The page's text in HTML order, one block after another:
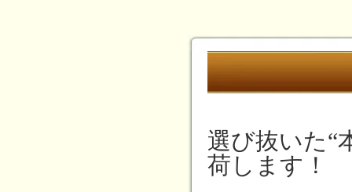
選び抜いた“
荷します！